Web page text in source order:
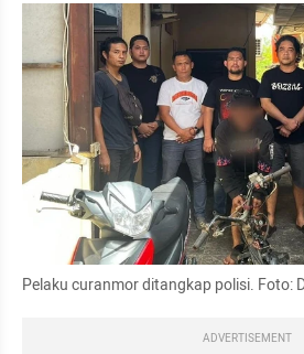
Pelaku curanmor ditangkap polisi. Foto:
ADVERTISEMENT